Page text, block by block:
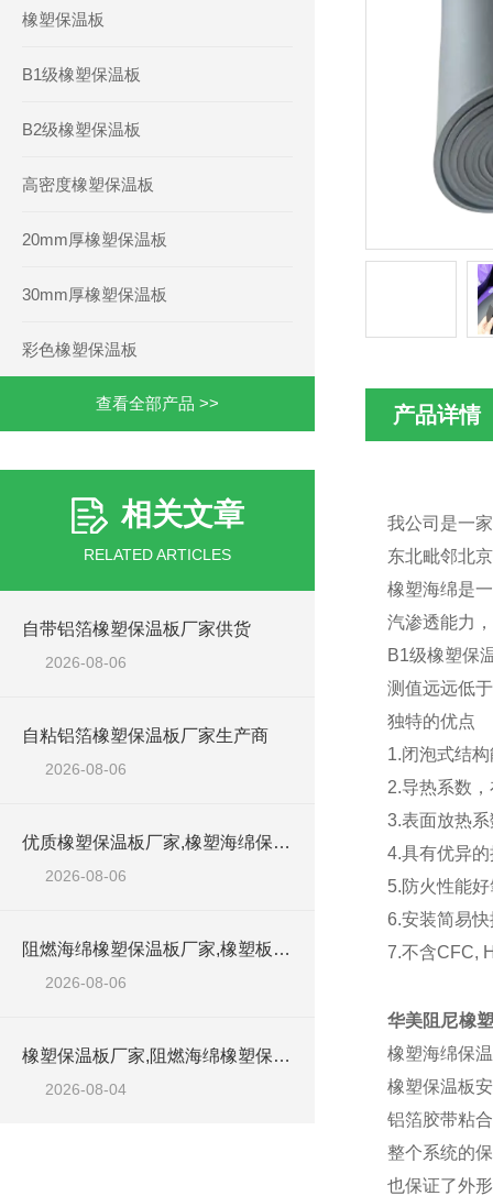
橡塑保温板
B1级橡塑保温板
B2级橡塑保温板
高密度橡塑保温板
20mm厚橡塑保温板
30mm厚橡塑保温板
彩色橡塑保温板
查看全部产品 >>
相关文章
RELATED ARTICLES
自带铝箔橡塑保温板厂家供货
2026-08-06
自粘铝箔橡塑保温板厂家生产商
2026-08-06
优质橡塑保温板厂家,橡塑海绵保温材料供货商
2026-08-06
阻燃海绵橡塑保温板厂家,橡塑板厂家销售点
2026-08-06
橡塑保温板厂家,阻燃海绵橡塑保温板厂家出售
2026-08-04
产品详情
我公司是一
东北毗邻北
橡塑海绵是
汽渗透能力
B1级橡塑保
测值远远低
独特的优点
1.闭泡式结
2.导热系数
3.表面放热
4.具有优异
5.防火性能
6.安装简易快
7.不含CFC,
华美阻尼橡
橡塑海绵保
橡塑保温板
铝箔胶带粘
整个系统的
也保证了外